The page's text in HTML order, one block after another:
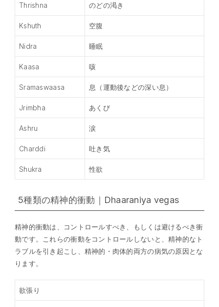
Thrishna のどの渇き
Kshuth 空腹
Nidra 睡眠
Kaasa 咳
Sramaswaasa 息（運動後などの深い息）
Jrimbha あくび
Ashru 涙
Charddi 吐き気
Shukra 性欲
5種類の精神的衝動｜Dhaaraniya vegas
精神的衝動は、コントロールすべき、もしくは避けるべき衝
動です。これらの衝動をコントロールしないと、精神的なト
ラブルを引き起こし、精神的・肉体的両方の病気の原因とな
ります。
欲張り